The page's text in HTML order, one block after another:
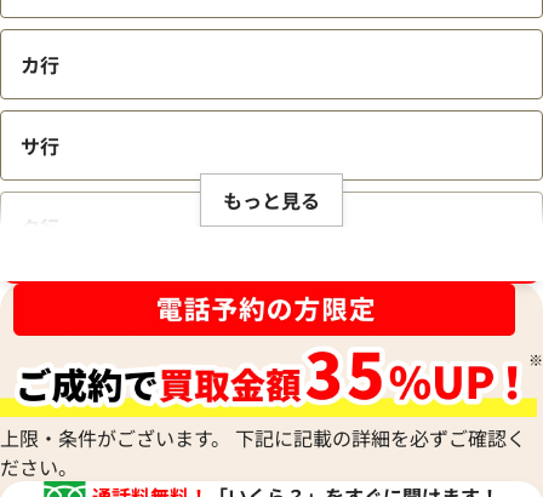
カ行
サ行
タ行
ハ行
マ行
もっと見る
上限・条件がございます。 下記に記載の詳細を必ずご確認く
ださい。